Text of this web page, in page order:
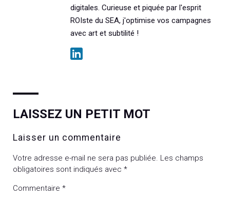
digitales. Curieuse et piquée par l'esprit
ROIste du SEA, j'optimise vos campagnes
avec art et subtilité !
LAISSEZ UN PETIT MOT
Laisser un commentaire
Votre adresse e-mail ne sera pas publiée. Les champs
obligatoires sont indiqués avec *
Commentaire *